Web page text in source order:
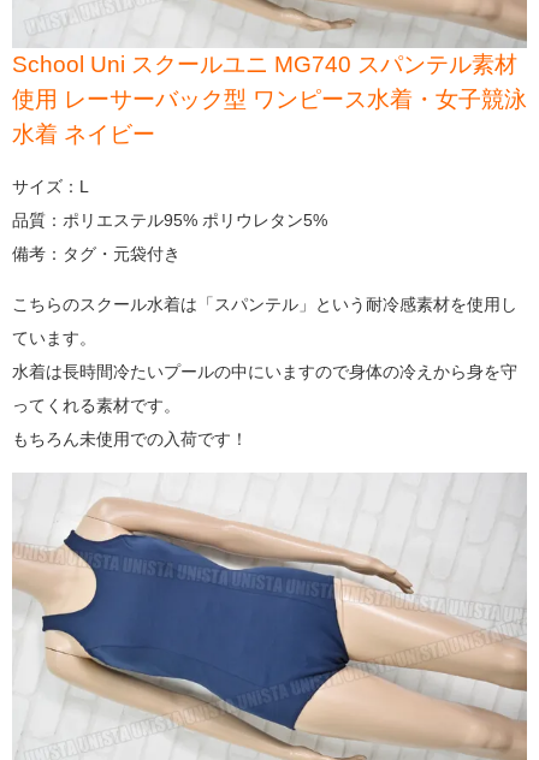
School Uni スクールユニ MG740 スパンテル素材
使用 レーサーバック型 ワンピース水着・女子競泳
水着 ネイビー
サイズ：L
品質：ポリエステル95% ポリウレタン5%
備考：タグ・元袋付き
こちらのスクール水着は「スパンテル」という耐冷感素材を使用し
ています。
水着は長時間冷たいプールの中にいますので身体の冷えから身を守
ってくれる素材です。
もちろん未使用での入荷です！